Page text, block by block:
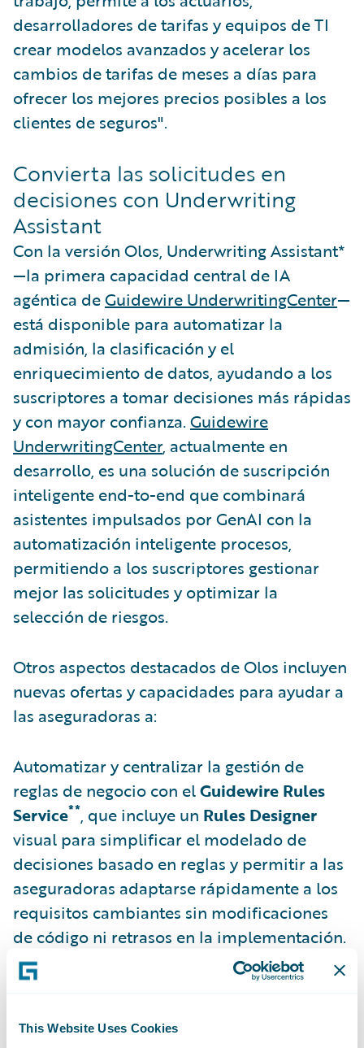
This Website Uses Cookies
desarrolladores de tarifas y equipos de TI
crear modelos avanzados y acelerar los
cambios de tarifas de meses a días para
ofrecer los mejores precios posibles a los
clientes de seguros".
Convierta las solicitudes en
decisiones con Underwriting
Assistant
Con la versión Olos, Underwriting Assistant*
—la primera capacidad central de IA
agéntica deGuidewire UnderwritingCenter—
está disponible para automatizar la
admisión, la clasificación y el
enriquecimiento de datos, ayudando a los
suscriptores a tomar decisiones más rápidas
y con mayor confianza. Guidewire
UnderwritingCenter, actualmente en
desarrollo, es una solución de suscripción
inteligente end-to-end que combinará
asistentes impulsados por GenAI con la
automatización inteligente procesos,
permitiendo a los suscriptores gestionar
mejor las solicitudes y optimizar la
selección de riesgos.
Otros aspectos destacados de Olos incluyen
nuevas ofertas y capacidades para ayudar a
las aseguradoras a:
Automatizar y centralizar la gestión de
reglas de negocio con elGuidewire Rules
Service**, que incluye un Rules Designer
visual para simplificar el modelado de
decisiones basado en reglas y permitir a las
aseguradoras adaptarse rápidamente a los
requisitos cambiantes sin modificaciones
de código ni retrasos en la implementación.
Convertir las definiciones de productos de
Designer (APD), acelerando la transición a